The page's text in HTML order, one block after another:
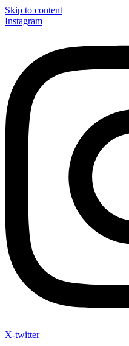
Skip to content
Instagram
X-twitter